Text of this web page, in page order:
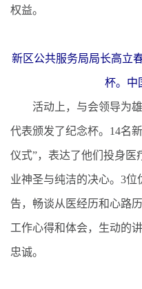
权益。
新区公共服务局局长高立
杯。中
活动上，与会领导为雄
代表颁发了纪念杯。14名
仪式”，表达了他们投身
业神圣与纯洁的决心。3
告，畅谈从医经历和心路
工作心得和体会，生动的
忠诚。